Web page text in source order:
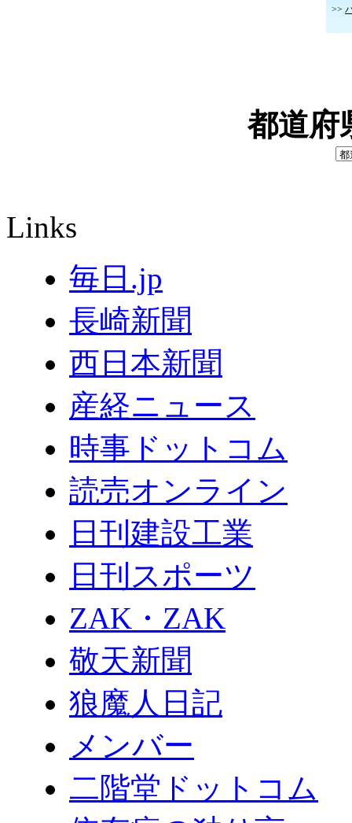
>>
都道府
Links
毎日.jp
長崎新聞
西日本新聞
産経ニュース
時事ドットコム
読売オンライン
日刊建設工業
日刊スポーツ
ZAK・ZAK
敬天新聞
狼魔人日記
メンバー
二階堂ドットコム